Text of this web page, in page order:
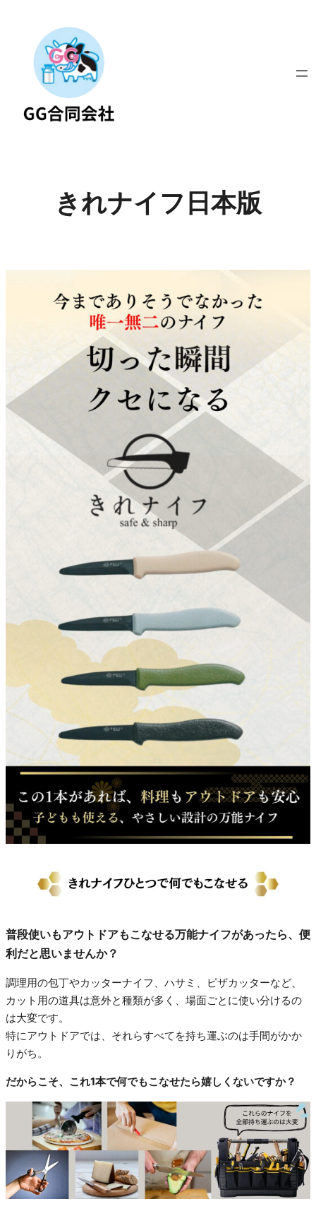
きれナイフ日本版
普段使いもアウトドアもこなせる万能ナイフがあったら、便
利だと思いませんか？
調理用の包丁やカッターナイフ、ハサミ、ピザカッターなど、
カット用の道具は意外と種類が多く、場面ごとに使い分けるの
は大変です。
特にアウトドアでは、それらすべてを持ち運ぶのは手間がかか
りがち。
だからこそ、これ1本で何でもこなせたら嬉しくないですか？